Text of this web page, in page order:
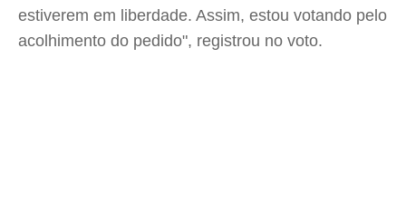
estiverem em liberdade. Assim, estou votando pelo
acolhimento do pedido", registrou no voto.